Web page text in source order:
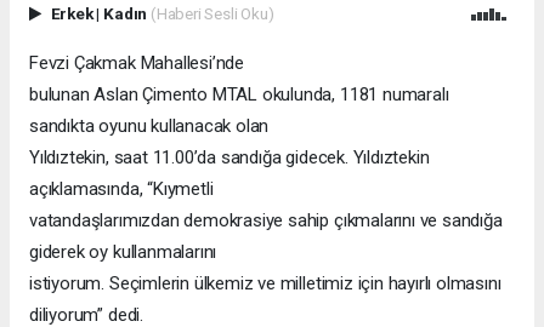
Erkek| Kadın (Haberi Sesli Oku)
Fevzi Çakmak Mahallesi’nde
bulunan Aslan Çimento MTAL okulunda, 1181 numaralı
sandıkta oyunu kullanacak olan
Yıldıztekin, saat 11.00’da sandığa gidecek. Yıldıztekin
açıklamasında, “Kıymetli
vatandaşlarımızdan demokrasiye sahip çıkmalarını ve sandığa
giderek oy kullanmalarını
istiyorum. Seçimlerin ülkemiz ve milletimiz için hayırlı olmasını
diliyorum” dedi.